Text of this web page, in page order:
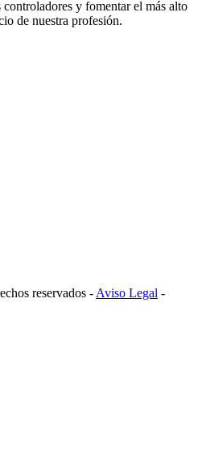
y fomentar el más alto
de nuestra profesión.
reservados - Aviso Legal -